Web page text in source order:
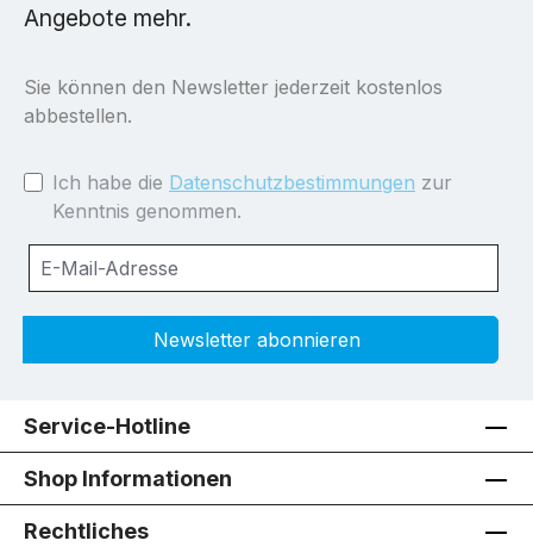
Angebote mehr.
Sie können den Newsletter jederzeit kostenlos
abbestellen.
Ich habe die Datenschutzbestimmungen zur
Kenntnis genommen.
Newsletter abonnieren
Service-Hotline
Shop Informationen
Rechtliches